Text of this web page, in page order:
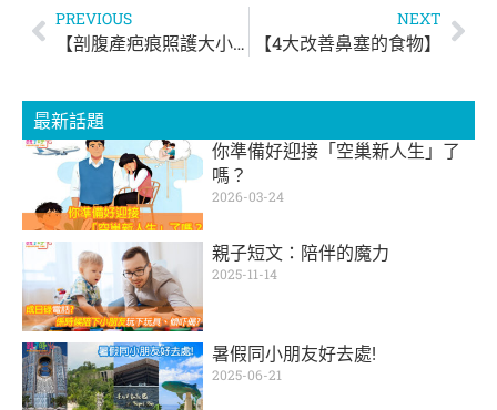
PREVIOUS
【剖腹產疤痕照護大小事】
NEXT
【4大改善鼻塞的食物】
最新話題
你準備好迎接「空巢新人生」了
嗎？
2026-03-24
親子短文：陪伴的魔力
2025-11-14
暑假同小朋友好去處!
2025-06-21